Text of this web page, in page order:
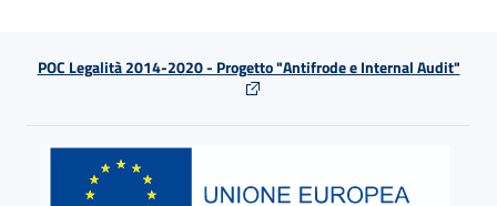
POC Legalità 2014-2020 - Progetto "Antifrode e Internal Audit"